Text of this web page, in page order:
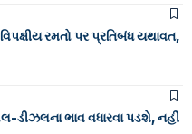
રમતો પર પ્રતિબંધ યથાવત,
ડીઝલના ભાવ વધારવા પડશે, નહીં